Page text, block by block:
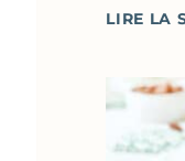
LIRE LA